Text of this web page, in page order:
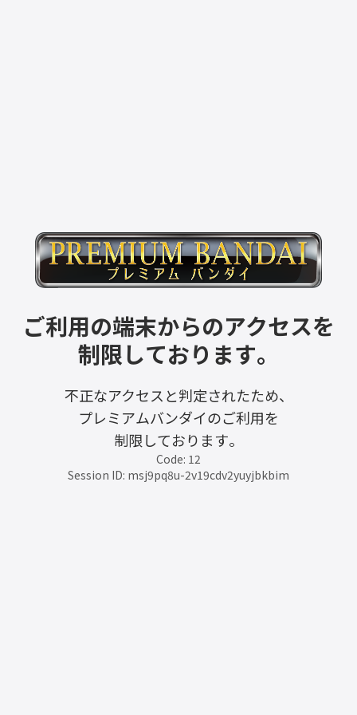
ご利用の端末からのアクセスを
制限しております。
不正なアクセスと判定されたため、
プレミアムバンダイのご利用を
制限しております。
Code: 12
Session ID: msj9pq8u-2v19cdv2yuyjbkbim